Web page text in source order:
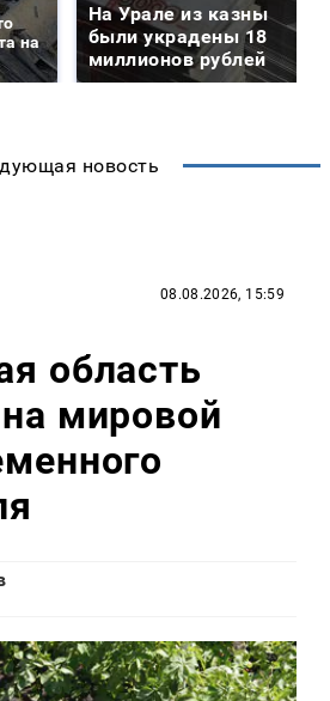
на
На Урале из казны
были украдены 18
миллионов рублей
новость
08.08.2026, 15:59
область
мировой